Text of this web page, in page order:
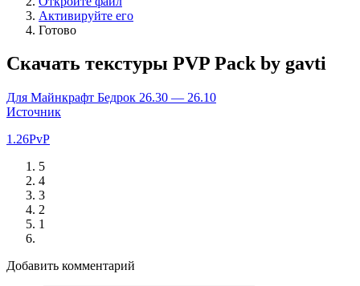
Активируйте его
Готово
Скачать текстуры PVP Pack by gavti
Для Майнкрафт Бедрок 26.30 — 26.10
Источник
1.26PvP
5
4
3
2
1
Добавить комментарий